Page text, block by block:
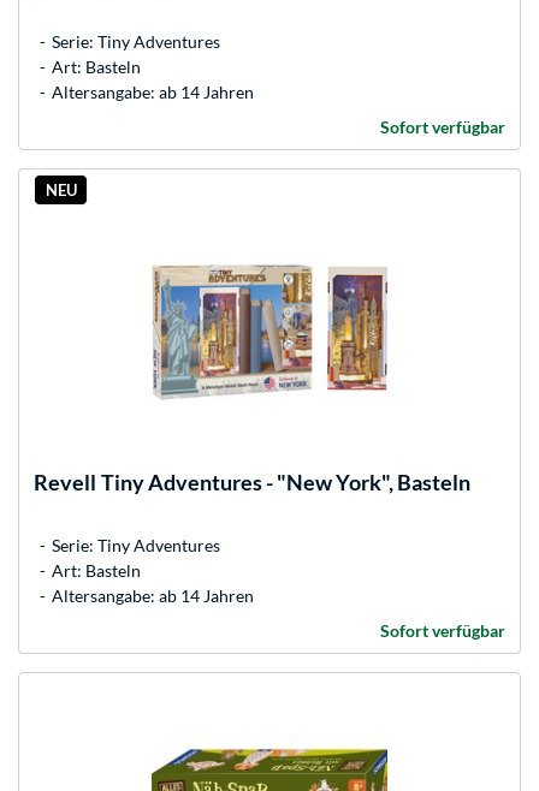
Serie: Tiny Adventures
Art: Basteln
Altersangabe: ab 14 Jahren
Sofort verfügbar
NEU
Revell Tiny Adventures - "New York", Basteln
Serie: Tiny Adventures
Art: Basteln
Altersangabe: ab 14 Jahren
Sofort verfügbar